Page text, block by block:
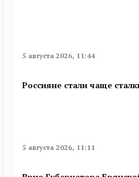
5 августа 2026, 11:44
Россияне стали чаще
5 августа 2026, 11:11